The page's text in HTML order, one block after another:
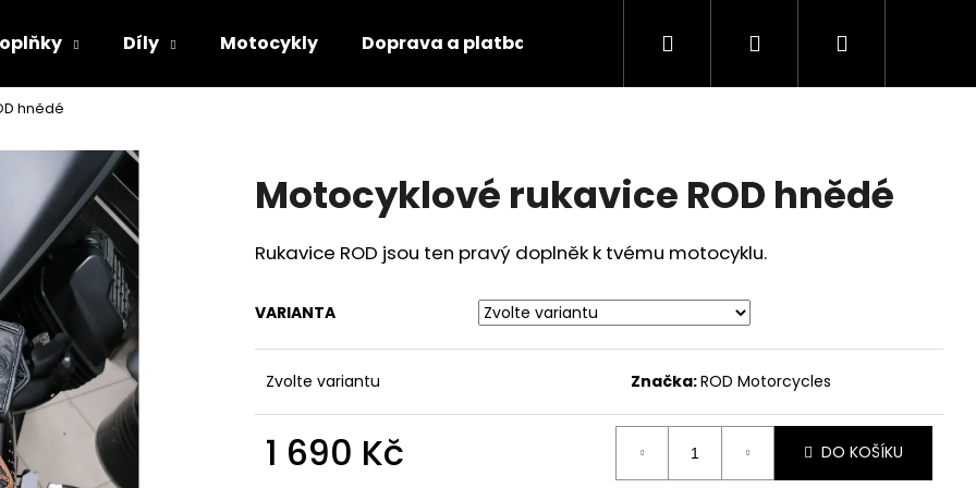
Díly Motocykly Doprava a platba Značky
Hledat PřihlášeníNákupní
hnědé
Motocyklové rukavice ROD hnědé
Rukavice ROD jsou ten pravý doplněk k tvému motocyklu.
VARIANTA
Zvolte variantu Značka:ROD Motorcycles
1 690 Kč DO KOŠÍKU
Co potřebujete najít?
HLEDAT
Doporučujeme
Následující